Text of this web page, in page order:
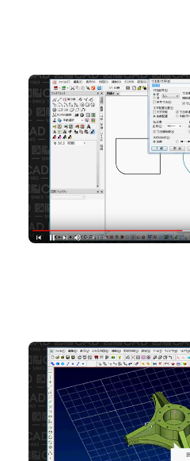
No.72 ワンコマンドでサク
2D CAD
No.70 画面回転時に上方向
2D CAD